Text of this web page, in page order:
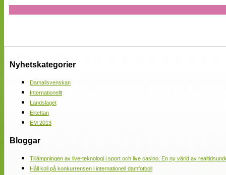
Nyhetskategorier
Damallsvenskan
Internationellt
Landslaget
Elitettan
EM 2013
Bloggar
Tillämpningen av live-teknologi i sport och live casino: En ny värld av
Håll koll på konkurrensen i internationell damfotboll